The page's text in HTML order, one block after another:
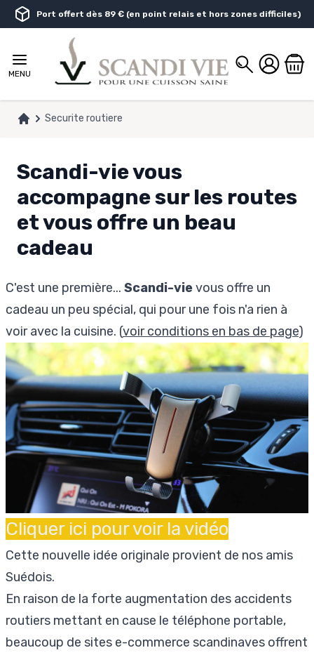
Aller au contenu
Port offert dès 89 € (en point relais et hors zones difficiles)
MENU
Chercher
Securite routiere
Scandi-vie vous
accompagne sur les routes
et vous offre un beau
cadeau
C'est une première... Scandi-vie vous offre un
cadeau un peu spécial, qui pour une fois n'a rien à
voir avec la cuisine. (voir conditions en bas de page)
Cliquer ici pour voir la vidéo
Cette nouvelle idée originale provient de nos amis
Suédois.
En raison de la forte augmentation des accidents
routiers mettant en cause le téléphone portable,
beaucoup de sites e-commerce scandinaves offrent